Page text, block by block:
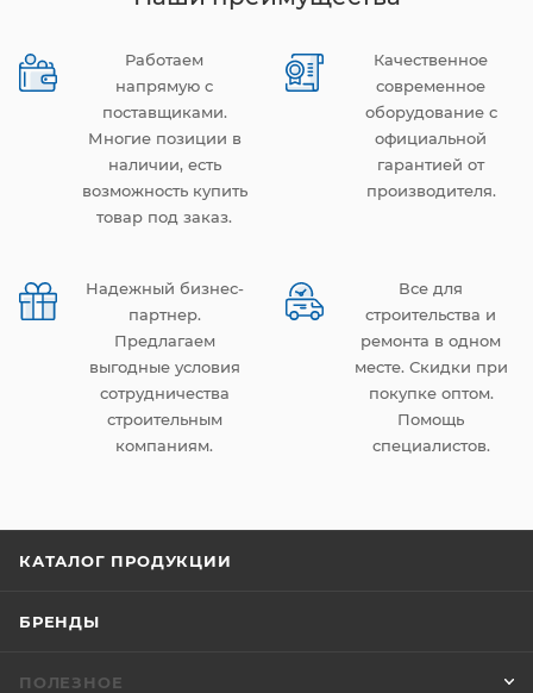
Работаем
напрямую с
поставщиками.
Многие позиции в
наличии, есть
возможность купить
товар под заказ.
Качественное
современное
оборудование с
официальной
гарантией от
производителя.
Надежный бизнес-
партнер.
Предлагаем
выгодные условия
сотрудничества
строительным
компаниям.
Все для
строительства и
ремонта в одном
месте. Скидки при
покупке оптом.
Помощь
специалистов.
КАТАЛОГ ПРОДУКЦИИ
БРЕНДЫ
ПОЛЕЗНОЕ